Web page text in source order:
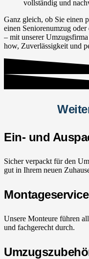
vollständig und
Ganz gleich, ob Sie einen
einen Seniorenumzug
– mit unserer
how, Zuverlässigkeit und
Ein- und
Sicher verpackt für den
gut in Ihrem neuen
Montageservice
Unsere Monteure führen
und fachgerecht durch.